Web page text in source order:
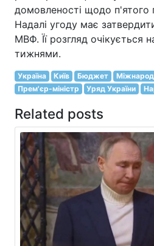
домовленості щодо п'ятого
Надалі угоду має
МВФ. Її розгляд очікується
тижнями.
Україна Київ Бюджет
Прем'єр-міністр
Уряд України
Related posts